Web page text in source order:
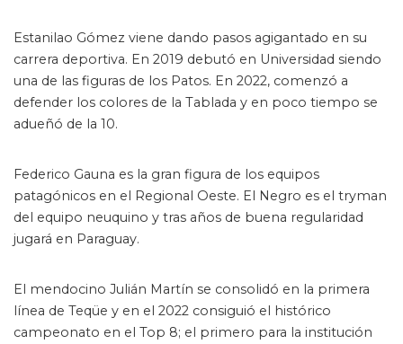
Estanilao Gómez viene dando pasos agigantado en su
carrera deportiva. En 2019 debutó en Universidad siendo
una de las figuras de los Patos. En 2022, comenzó a
defender los colores de la Tablada y en poco tiempo se
adueñó de la 10.
Federico Gauna es la gran figura de los equipos
patagónicos en el Regional Oeste. El Negro es el tryman
del equipo neuquino y tras años de buena regularidad
jugará en Paraguay.
El mendocino Julián Martín se consolidó en la primera
línea de Teqüe y en el 2022 consiguió el histórico
campeonato en el Top 8; el primero para la institución